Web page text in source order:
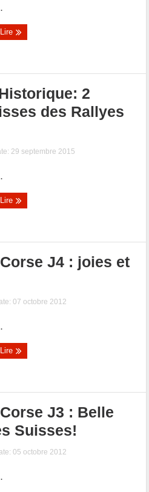
Lire
2
des Rallyes
29 septembre 2015
Lire
J4 : joies et
07 octobre 2012
Lire
J3 : Belle
Suisses!
05 octobre 2012